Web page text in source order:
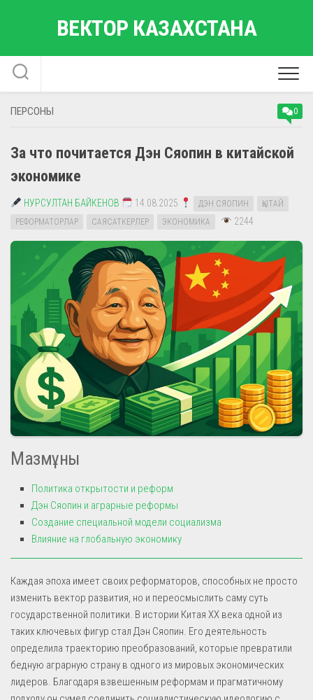
ВЕКТОР КАЗАХСТАНА
ПЕРСОНЫ 0
За что почитается Дэн Сяопин в китайской
экономике
НУРСУЛТАН БАЙКЕНОВ 14.08.2025 ДЭН СЯОПИН
ҚЫТАЙ
РЕФОРМАТОРЛАР
САЯСАТКЕРЛЕР ЭКОНОМИКА 2244
Мазмұны
Политика открытости и реформ
Дэн Сяопин и аграрные реформы
Создание специальной модели социализма
Влияние на глобальную экономику
Каждая эпоха имеет своих реформаторов, способных не просто
изменить вектор развития, но и переосмыслить саму суть
государственной политики. В истории Китая XX века одной из
таких ключевых фигур стал Дэн Сяопин. Его деятельность
определила траекторию преобразований, которые превратили
бедную аграрную страну в одного из мировых экономических
лидеров. Благодаря взвешенным реформам и прагматичному